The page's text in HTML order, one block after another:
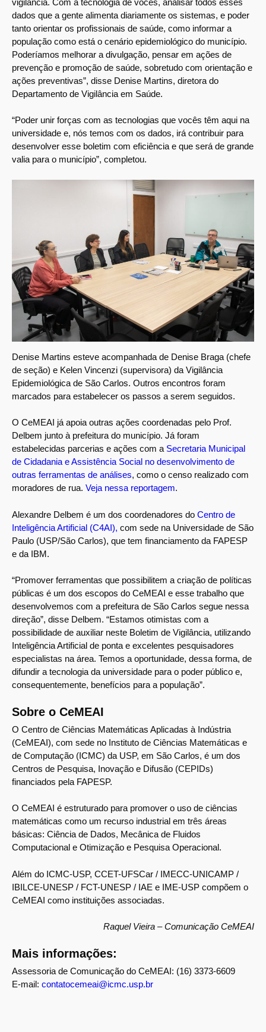
vigilância. Com a tecnologia de vocês, analisar todos esses
dados que a gente alimenta diariamente os sistemas, e poder
tanto orientar os profissionais de saúde, como informar a
população como está o cenário epidemiológico do município.
Poderíamos melhorar a divulgação, pensar em ações de
prevenção e promoção de saúde, sobretudo com orientação e
ações preventivas”, disse Denise Martins, diretora do
Departamento de Vigilância em Saúde.
“Poder unir forças com as tecnologias que vocês têm aqui na
universidade e, nós temos com os dados, irá contribuir para
desenvolver esse boletim com eficiência e que será de grande
valia para o município”, completou.
Denise Martins esteve acompanhada de Denise Braga (chefe
de seção) e Kelen Vincenzi (supervisora) da Vigilância
Epidemiológica de São Carlos. Outros encontros foram
marcados para estabelecer os passos a serem seguidos.
O CeMEAI já apoia outras ações coordenadas pelo Prof.
Delbem junto à prefeitura do município. Já foram
estabelecidas parcerias e ações com aSecretaria Municipal
de Cidadania e Assistência Social no desenvolvimento de
outras ferramentas de análises, como o censo realizado com
moradores de rua. Veja nessa reportagem.
Alexandre Delbem é um dos coordenadores do Centro de
Inteligência Artificial (C4AI), com sede na Universidade de São
Paulo (USP/São Carlos), que tem financiamento da FAPESP
e da IBM.
“Promover ferramentas que possibilitem a criação de políticas
públicas é um dos escopos do CeMEAI e esse trabalho que
desenvolvemos com a prefeitura de São Carlos segue nessa
direção”, disse Delbem. “Estamos otimistas com a
possibilidade de auxiliar neste Boletim de Vigilância, utilizando
Inteligência Artificial de ponta e excelentes pesquisadores
especialistas na área. Temos a oportunidade, dessa forma, de
difundir a tecnologia da universidade para o poder público e,
consequentemente, benefícios para a população”.
Sobre o CeMEAI
O Centro de Ciências Matemáticas Aplicadas à Indústria
(CeMEAI), com sede no Instituto de Ciências Matemáticas e
de Computação (ICMC) da USP, em São Carlos, é um dos
Centros de Pesquisa, Inovação e Difusão (CEPIDs)
financiados pela FAPESP.
O CeMEAI é estruturado para promover o uso de ciências
matemáticas como um recurso industrial em três áreas
básicas: Ciência de Dados, Mecânica de Fluidos
Computacional e Otimização e Pesquisa Operacional.
Além do ICMC-USP, CCET-UFSCar / IMECC-UNICAMP /
IBILCE-UNESP / FCT-UNESP / IAE e IME-USP compõem o
CeMEAI como instituições associadas.
Raquel Vieira – Comunicação CeMEAI
Mais informações:
Assessoria de Comunicação do CeMEAI: (16) 3373-6609
E-mail: contatocemeai@icmc.usp.br